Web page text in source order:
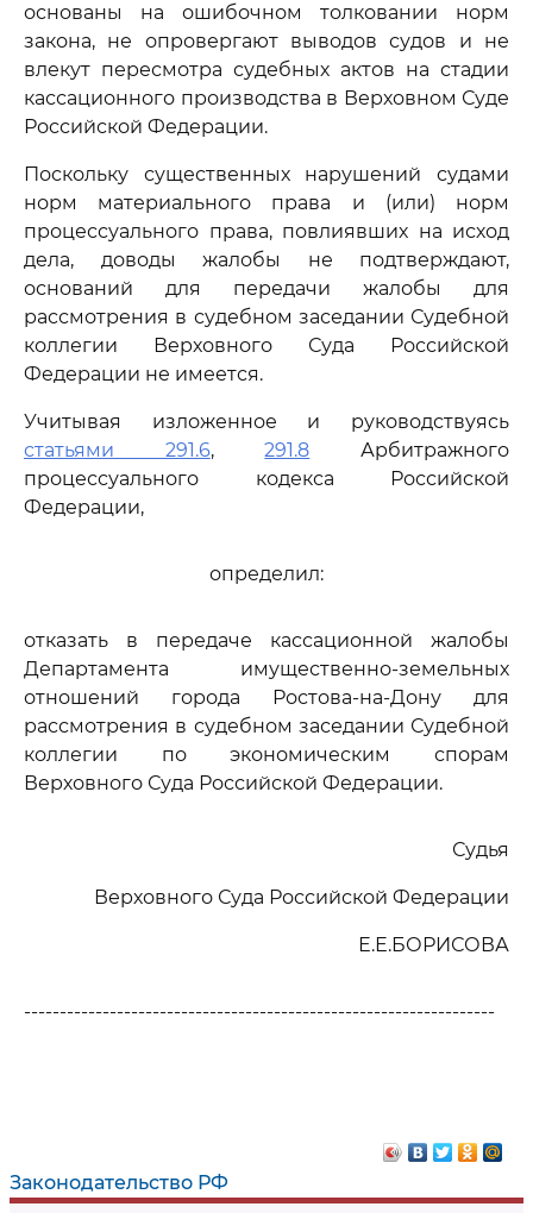
Законодательство РФ
основаны на ошибочном толковании норм
закона, не опровергают выводов судов и не
влекут пересмотра судебных актов на стадии
кассационного производства в Верховном Суде
Российской Федерации.
Поскольку существенных нарушений судами
норм материального права и (или) норм
процессуального права, повлиявших на исход
дела, доводы жалобы не подтверждают,
оснований для передачи жалобы для
рассмотрения в судебном заседании Судебной
коллегии Верховного Суда Российской
Федерации не имеется.
Учитывая изложенное и руководствуясь
статьями 291.6,291.8 Арбитражного
процессуального кодекса Российской
Федерации,
определил:
отказать в передаче кассационной жалобы
Департамента имущественно-земельных
отношений города Ростова-на-Дону для
рассмотрения в судебном заседании Судебной
коллегии по экономическим спорам
Верховного Суда Российской Федерации.
Судья
Верховного Суда Российской Федерации
Е.Е.БОРИСОВА
------------------------------------------------------------------